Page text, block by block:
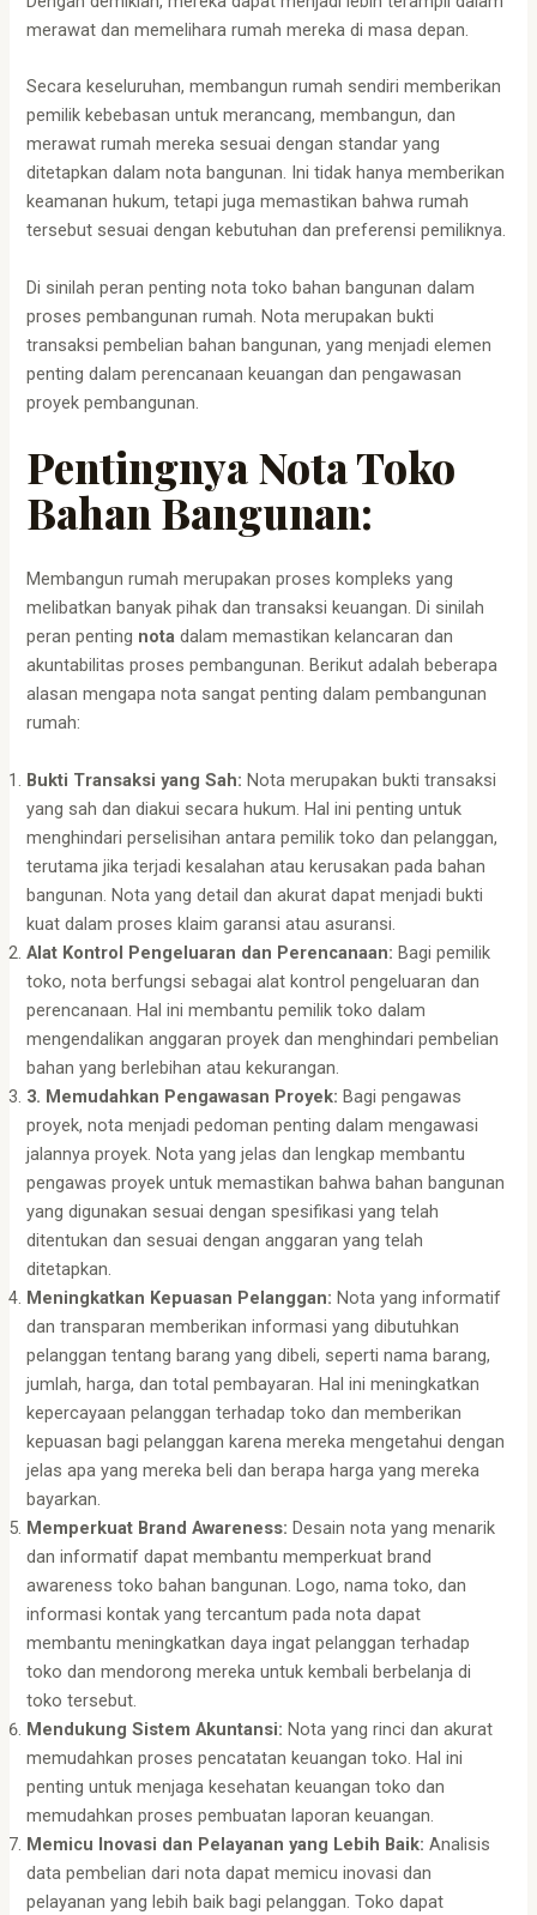
merawat dan memelihara rumah mereka di masa depan.
Secara keseluruhan, membangun rumah sendiri memberikan
pemilik kebebasan untuk merancang, membangun, dan
merawat rumah mereka sesuai dengan standar yang
ditetapkan dalam nota bangunan. Ini tidak hanya memberikan
keamanan hukum, tetapi juga memastikan bahwa rumah
tersebut sesuai dengan kebutuhan dan preferensi pemiliknya.
Di sinilah peran penting nota toko bahan bangunan dalam
proses pembangunan rumah. Nota merupakan bukti
transaksi pembelian bahan bangunan, yang menjadi elemen
penting dalam perencanaan keuangan dan pengawasan
proyek pembangunan.
Pentingnya Nota Toko
Bahan Bangunan:
Membangun rumah merupakan proses kompleks yang
melibatkan banyak pihak dan transaksi keuangan. Di sinilah
peran penting nota dalam memastikan kelancaran dan
akuntabilitas proses pembangunan. Berikut adalah beberapa
alasan mengapa nota sangat penting dalam pembangunan
rumah:
Bukti Transaksi yang Sah: Nota merupakan bukti transaksi
yang sah dan diakui secara hukum. Hal ini penting untuk
menghindari perselisihan antara pemilik toko dan pelanggan,
terutama jika terjadi kesalahan atau kerusakan pada bahan
bangunan. Nota yang detail dan akurat dapat menjadi bukti
kuat dalam proses klaim garansi atau asuransi.
Alat Kontrol Pengeluaran dan Perencanaan: Bagi pemilik
toko, nota berfungsi sebagai alat kontrol pengeluaran dan
perencanaan. Hal ini membantu pemilik toko dalam
mengendalikan anggaran proyek dan menghindari pembelian
bahan yang berlebihan atau kekurangan.
3. Memudahkan Pengawasan Proyek: Bagi pengawas
proyek, nota menjadi pedoman penting dalam mengawasi
jalannya proyek. Nota yang jelas dan lengkap membantu
pengawas proyek untuk memastikan bahwa bahan bangunan
yang digunakan sesuai dengan spesifikasi yang telah
ditentukan dan sesuai dengan anggaran yang telah
ditetapkan.
Meningkatkan Kepuasan Pelanggan: Nota yang informatif
dan transparan memberikan informasi yang dibutuhkan
pelanggan tentang barang yang dibeli, seperti nama barang,
jumlah, harga, dan total pembayaran. Hal ini meningkatkan
kepercayaan pelanggan terhadap toko dan memberikan
kepuasan bagi pelanggan karena mereka mengetahui dengan
jelas apa yang mereka beli dan berapa harga yang mereka
bayarkan.
Memperkuat Brand Awareness: Desain nota yang menarik
dan informatif dapat membantu memperkuat brand
awareness toko bahan bangunan. Logo, nama toko, dan
informasi kontak yang tercantum pada nota dapat
membantu meningkatkan daya ingat pelanggan terhadap
toko dan mendorong mereka untuk kembali berbelanja di
toko tersebut.
Mendukung Sistem Akuntansi: Nota yang rinci dan akurat
memudahkan proses pencatatan keuangan toko. Hal ini
penting untuk menjaga kesehatan keuangan toko dan
memudahkan proses pembuatan laporan keuangan.
Memicu Inovasi dan Pelayanan yang Lebih Baik: Analisis
data pembelian dari nota dapat memicu inovasi dan
pelayanan yang lebih baik bagi pelanggan. Toko dapat